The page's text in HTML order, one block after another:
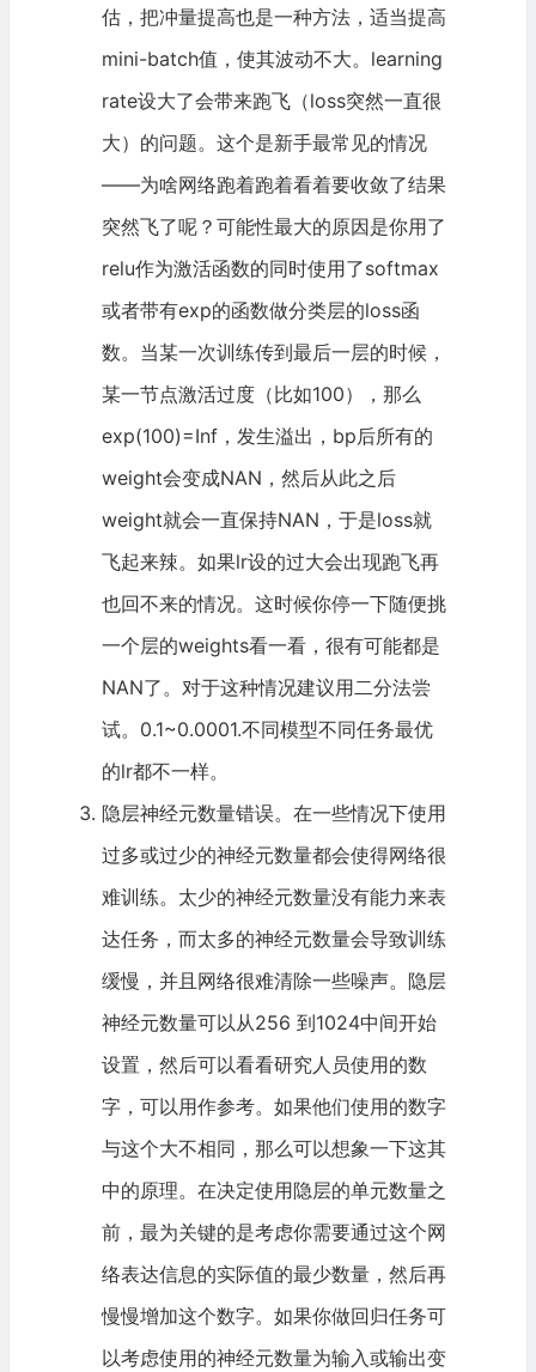
估，把冲量提高也是一种方法，适当提高
mini-batch值，使其波动不大。learning
rate设大了会带来跑飞（loss突然一直很
大）的问题。这个是新手最常见的情况
——为啥网络跑着跑着看着要收敛了结果
突然飞了呢？可能性最大的原因是你用了
relu作为激活函数的同时使用了softmax
或者带有exp的函数做分类层的loss函
数。当某一次训练传到最后一层的时候，
某一节点激活过度（比如100），那么
exp(100)=Inf，发生溢出，bp后所有的
weight会变成NAN，然后从此之后
weight就会一直保持NAN，于是loss就
飞起来辣。如果lr设的过大会出现跑飞再
也回不来的情况。这时候你停一下随便挑
一个层的weights看一看，很有可能都是
NAN了。对于这种情况建议用二分法尝
试。0.1~0.0001.不同模型不同任务最优
的lr都不一样。
隐层神经元数量错误。在一些情况下使用
过多或过少的神经元数量都会使得网络很
难训练。太少的神经元数量没有能力来表
达任务，而太多的神经元数量会导致训练
缓慢，并且网络很难清除一些噪声。隐层
神经元数量可以从256 到1024中间开始
设置，然后可以看看研究人员使用的数
字，可以用作参考。如果他们使用的数字
与这个大不相同，那么可以想象一下这其
中的原理。在决定使用隐层的单元数量之
前，最为关键的是考虑你需要通过这个网
络表达信息的实际值的最少数量，然后再
慢慢增加这个数字。如果你做回归任务可
以考虑使用的神经元数量为输入或输出变